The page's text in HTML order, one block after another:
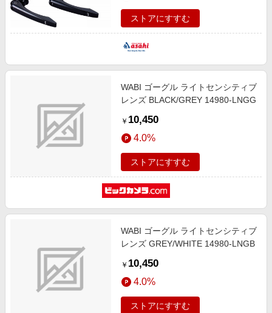
ストアにすすむ
WABI ゴーグル ライトセンシティブ
レンズ BLACK/GREY 14980-LNGG
￥ 10,450
4.0%
ストアにすすむ
WABI ゴーグル ライトセンシティブ
レンズ GREY/WHITE 14980-LNGB
￥ 10,450
4.0%
ストアにすすむ